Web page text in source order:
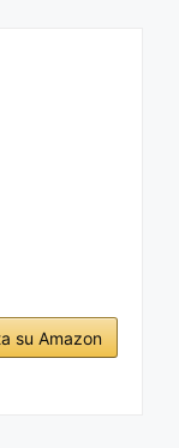
su Amazon